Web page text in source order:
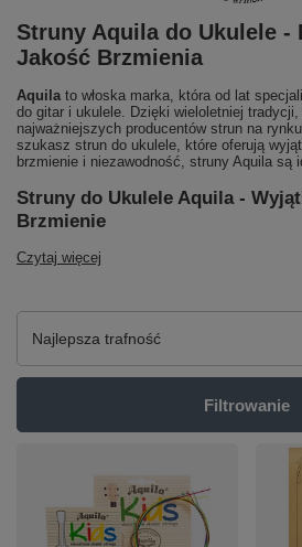
Struny Aquila do Ukulele -
Jakość Brzmienia
Aquilato włoska marka, która od lat
do gitar i ukulele. Dzięki wieloletniej tradycji,
najważniejszych producentów strun na
szukasz strun do ukulele, które oferują
brzmienie i niezawodność, struny Aquila są
Struny do Ukulele Aquila -
Brzmienie
Czytaj więcej
Zmień sortowanie
Najlepsza trafność
Filtrowanie